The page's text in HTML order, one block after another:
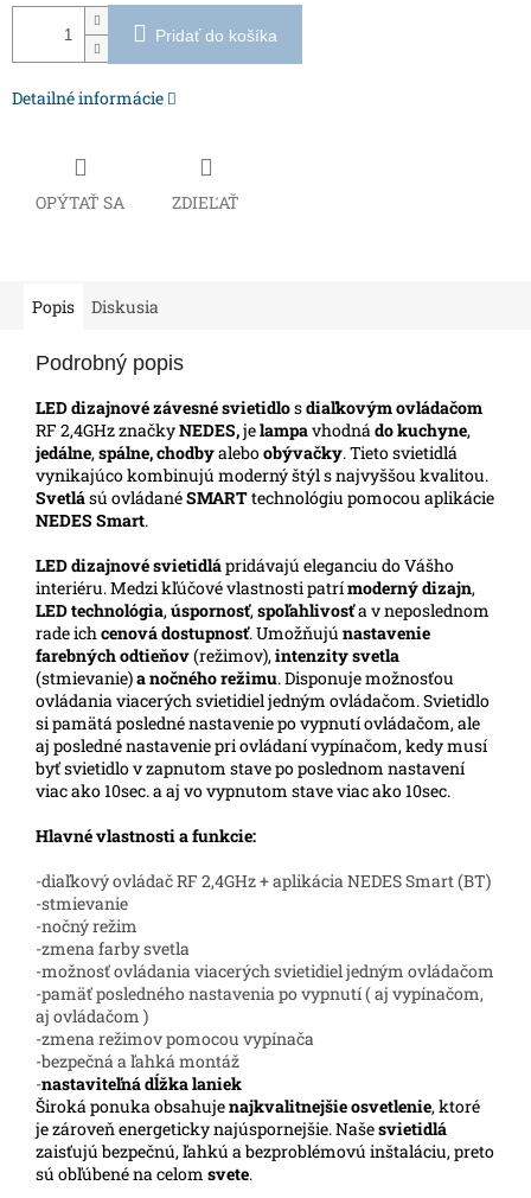
Pridať do košíka
Detailné informácie
OPÝTAŤ SA ZDIEĽAŤ
Popis Diskusia
Podrobný popis
LED dizajnové závesné svietidlosdiaľkovým ovládačom
RF 2,4GHz značkyNEDES,jelampavhodnádo kuchyne,
jedálne,spálne, chodbyaleboobývačky. Tieto svietidlá
vynikajúco kombinujú moderný štýl s najvyššou kvalitou.
Svetlású ovládanéSMARTtechnológiu pomocou aplikácie
NEDES Smart.
LEDdizajnové svietidlápridávajú eleganciu do Vášho
interiéru. Medzi kľúčové vlastnosti patrímoderný dizajn,
LED technológia,úspornosť,spoľahlivosťa v neposlednom
rade ichcenová dostupnosť. Umožňujú nastavenie
farebných odtieňov(režimov),intenzity svetla
(stmievanie)a nočného režimu. Disponuje možnosťou
ovládania viacerých svietidiel jedným ovládačom. Svietidlo
si pamätá posledné nastavenie po vypnutí ovládačom, ale
aj posledné nastavenie pri ovládaní vypínačom, kedy musí
byť svietidlo v zapnutom stave po poslednom nastavení
viac ako 10sec. a aj vo vypnutom stave viac ako 10sec.
Hlavné vlastnosti a funkcie:
-diaľkový ovládač RF 2,4GHz + aplikácia NEDES Smart (BT)
-stmievanie
-nočný režim
-zmena farby svetla
-možnosť ovládania viacerých svietidiel jedným ovládačom
-pamäť posledného nastavenia po vypnutí ( aj vypínačom,
aj ovládačom )
-zmena režimov pomocou vypínača
-bezpečná a ľahká montáž
-nastaviteľná dĺžka laniek
Široká ponuka obsahujenajkvalitnejšie osvetlenie, ktoré
je zároveň energeticky najúspornejšie. Našesvietidlá
zaisťujú bezpečnú, ľahkú a bezproblémovú inštaláciu, preto
sú obľúbené na celom svete.